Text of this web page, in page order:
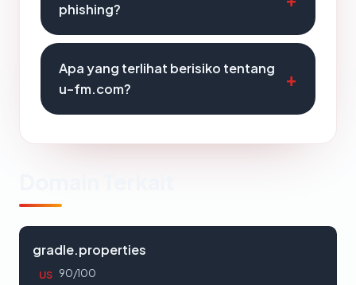
phishing?
Apa yang terlihat berisiko tentang
u-fm.com?
gradle.properties
US 90/100